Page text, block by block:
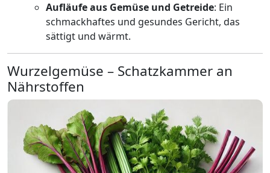
Aufläufe aus Gemüse und Getreide: Ein
schmackhaftes und gesundes Gericht, das
sättigt und wärmt.
Wurzelgemüse – Schatzkammer an
Nährstoffen